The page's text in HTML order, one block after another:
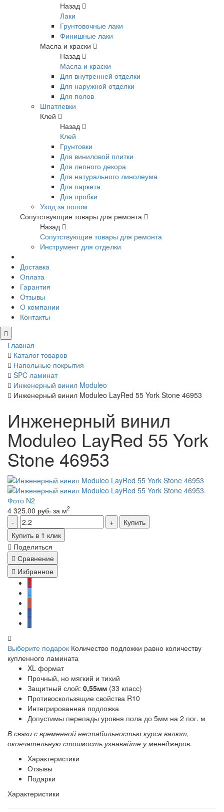
Назад
Лаки
Грунтовочные лаки
Финишные лаки
Масла и краски
Назад
Масла и краски
Для внутренней отделки
Для наружной отделки
Для полов
Шпатлевки
Клей
Назад
Клей
Грунтовки
Для виниловой плитки
Для лепного декора
Для натурального линолеума
Для паркета
Для пробки
Уход за полом
Сопутствующие товары для ремонта
Назад
Сопутствующие товары для ремонта
Инструмент для отделки
Доставка
Оплата
Гарантия
Отзывы
О компании
Контакты
Главная
Каталог товаров
Напольные покрытия
SPC ламинат
Инженерный винил Moduleo
Инженерный винил Moduleo LayRed 55 York Stone 46953
Инженерный винил
Moduleo LayRed 55 York
Stone 46953
4 325.00 руб. за м2
Купить
Купить в 1 клик
Поделиться
Сравнение
Избранное
Выберите подарок Количество подложки равно количеству
купленного ламината
XL формат
Прочный, но мягкий и тихий
Защитный слой: 0,55мм (33 класс)
Противоскользящие свойства R10
Интегрированная подложка
Допустимы перепады уровня пола до 5мм на 2 пог. м
В связи с временной нестабильностью курса валют,
окончательную стоимость узнавайте у менеджеров.
Характеристики
Отзывы
Подарки
Характеристики